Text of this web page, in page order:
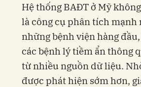
Hệ thống BAĐT ở Mỹ
là công cụ phân tích
những bệnh viện hàng
các bệnh lý tiềm ẩn thông
từ nhiều nguồn dữ liệu.
được phát hiện sớm hơn,